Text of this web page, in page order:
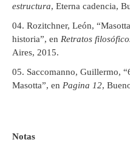
estructura, Eterna cadencia,
Rozitchner, León,
historia”, en Retratos
Aires, 2015.
Saccomanno, Guillermo,
Masotta”, en Pagina 12,
Notas